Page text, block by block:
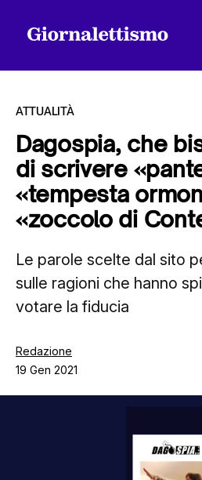
Tutti gli articoli
Contatti
ATTUALITÀ
Dagospia, che
di scrivere
«tempesta
«zoccolo di
Le parole scelte dal sito
sulle ragioni che hanno
votare la fiducia
Redazione
19 Gen 2021